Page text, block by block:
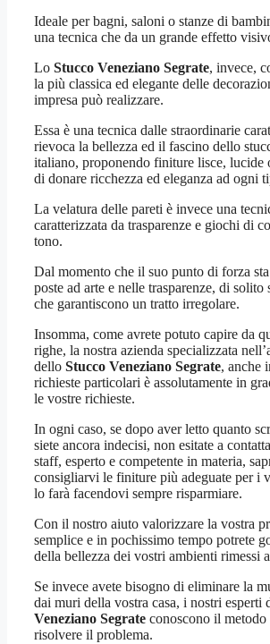
Ideale per bagni, saloni o stanze di
una tecnica che da un grande effetto
Lo Stucco Veneziano Segrate, invece,
la più classica ed elegante delle
impresa può realizzare.
Essa è una tecnica dalle straordinarie
rievoca la bellezza ed il fascino dello
italiano, proponendo finiture lisce, lucide
di donare ricchezza ed eleganza ad ogni
La velatura delle pareti è invece una
caratterizzata da trasparenze e giochi di
tono.
Dal momento che il suo punto di forza
poste ad arte e nelle trasparenze, di solito
che garantiscono un tratto irregolare.
Insomma, come avrete potuto capire da
righe, la nostra azienda specializzata
dello Stucco Veneziano Segrate, anche
richieste particolari è assolutamente in
le vostre richieste.
In ogni caso, se dopo aver letto quanto
siete ancora indecisi, non esitate a
staff, esperto e competente in materia,
consigliarvi le finiture più adeguate per i
lo farà facendovi sempre risparmiare.
Con il nostro aiuto valorizzare la vostra
semplice e in pochissimo tempo potrete
della bellezza dei vostri ambienti rimessi
Se invece avete bisogno di eliminare la
dai muri della vostra casa, i nostri esperti
Veneziano Segrate conoscono il
risolvere il problema.